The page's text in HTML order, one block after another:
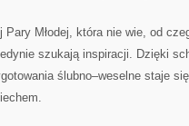
Pary Młodej, która nie wie, od
szukają inspiracji. Dzięki
ślubno–weselne staje